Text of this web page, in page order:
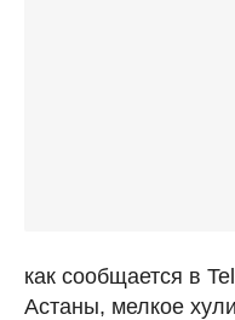
как сообщается в
Астаны, мелкое